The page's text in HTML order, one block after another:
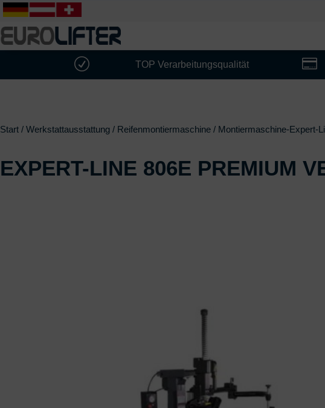
R TOP Verarbeitungsqualität 
Start / Werkstattausstattung / Reifenmontiermaschine / Montiermaschine-Expert-
EXPERT-LINE 806E PREMIUM